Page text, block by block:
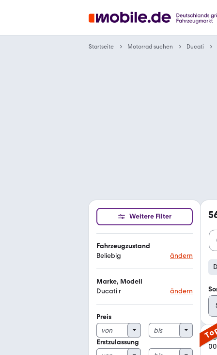
Startseite Motorrad suchen Ducati
Weitere Filter
Fahrzeugzustand
Beliebig
ändern
Marke, Modell
Ducati r
ändern
Preis
Erstzulassung